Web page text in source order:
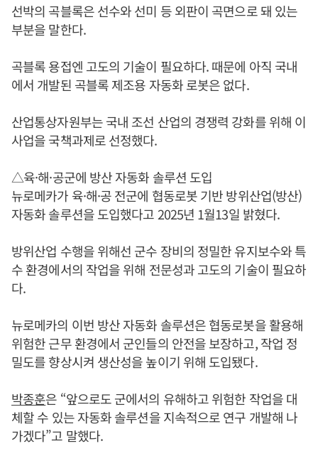
선박의 곡블록은 선수와 선미 등 외판이 곡면으로 돼 있는
부분을 말한다.
곡블록 용접엔 고도의 기술이 필요하다. 때문에 아직 국내
에서 개발된 곡블록 제조용 자동화 로봇은 없다.
산업통상자원부는 국내 조선 산업의 경쟁력 강화를 위해 이
사업을 국책과제로 선정했다.
△육·해·공군에 방산 자동화 솔루션 도입
뉴로메카가 육·해·공 전군에 협동로봇 기반 방위산업(방산)
자동화 솔루션을 도입했다고 2025년 1월13일 밝혔다.
방위산업 수행을 위해선 군수 장비의 정밀한 유지보수와 특
수 환경에서의 작업을 위해 전문성과 고도의 기술이 필요하
다.
뉴로메카의 이번 방산 자동화 솔루션은 협동로봇을 활용해
위험한 근무 환경에서 군인들의 안전을 보장하고, 작업 정
밀도를 향상시켜 생산성을 높이기 위해 도입됐다.
박종훈은 “앞으로도 군에서의 유해하고 위험한 작업을 대
체할 수 있는 자동화 솔루션을 지속적으로 연구 개발해 나
가겠다”고 말했다.